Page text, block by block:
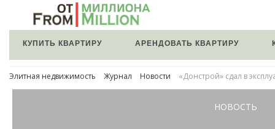
КУПИТЬ КВАРТИРУ АРЕНДОВАТЬ КВАРТИРУ
Элитная недвижимость Журнал Новости «Донстрой» сдал в
НОВОСТЬ